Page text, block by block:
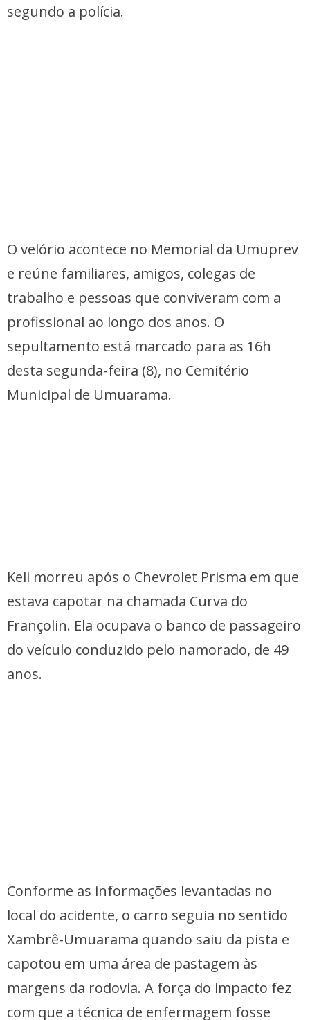
segundo a polícia.
O velório acontece no Memorial da Umuprev
e reúne familiares, amigos, colegas de
trabalho e pessoas que conviveram com a
profissional ao longo dos anos. O
sepultamento está marcado para as 16h
desta segunda-feira (8), no Cemitério
Municipal de Umuarama.
Keli morreu após o Chevrolet Prisma em que
estava capotar na chamada Curva do
Françolin. Ela ocupava o banco de passageiro
do veículo conduzido pelo namorado, de 49
anos.
Conforme as informações levantadas no
local do acidente, o carro seguia no sentido
Xambrê-Umuarama quando saiu da pista e
capotou em uma área de pastagem às
margens da rodovia. A força do impacto fez
com que a técnica de enfermagem fosse